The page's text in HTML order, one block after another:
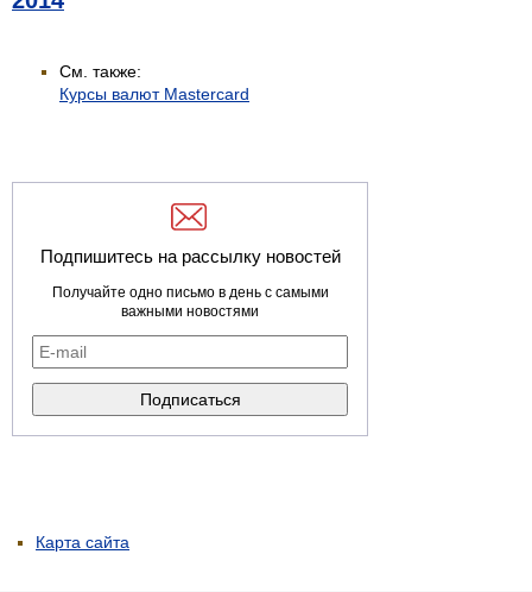
См. также:
Курсы валют Mastercard
Подпишитесь на рассылку новостей
Получайте одно письмо в день с самыми
важными новостями
Карта сайта